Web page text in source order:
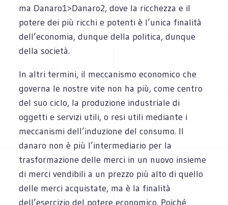
ma Danaro1>Danaro2, dove la ricchezza e il
potere dei più ricchi e potenti è l’unica finalità
dell’economia, dunque della politica, dunque
della società.
In altri termini, il meccanismo economico che
governa le nostre vite non ha più, come centro
del suo ciclo, la produzione industriale di
oggetti e servizi utili, o resi utili mediante i
meccanismi dell’induzione del consumo. Il
danaro non è più l’intermediario per la
trasformazione delle merci in un nuovo insieme
di merci vendibili a un prezzo più alto di quello
delle merci acquistate, ma è la finalità
dell’esercizio del potere economico. Poiché